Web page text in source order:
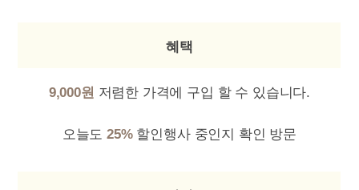
혜택
9,000원 저렴한 가격에 구입 할 수 있습니다.
오늘도25%할인행사 중인지 확인 방문